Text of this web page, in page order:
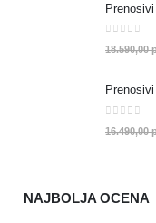
0out of 5
18.590,00
16.490,00
NAJBOLJA OCENA